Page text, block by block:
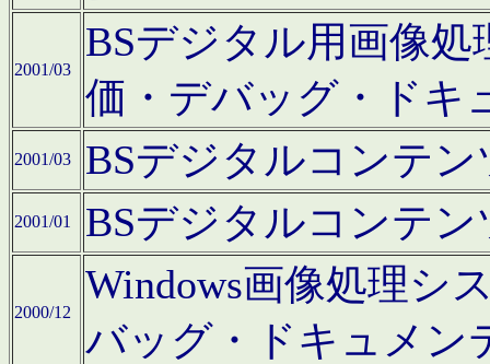
2001/03
BSデジタル用画像
価・デバッグ・ドキ
2001/03 BSデジタルコンテ
2001/01 BSデジタルコンテ
2000/12
Windows画像処理シ
バッグ・ドキュメン